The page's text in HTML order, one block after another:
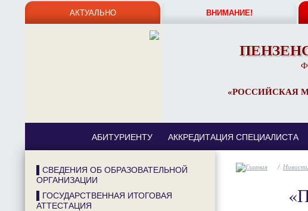
АКТУАЛЬНО ВНИМАНИЕ!
«РОССИЙСКАЯ
АБИТУРИЕНТУ АККРЕДИТАЦИЯ СПЕЦИАЛИСТА
/ Новости
▌СВЕДЕНИЯ ОБ ОБРАЗОВАТЕЛЬНОЙ
ОРГАНИЗАЦИИ
▌ГОСУДАРСТВЕННАЯ ИТОГОВАЯ
АТТЕСТАЦИЯ